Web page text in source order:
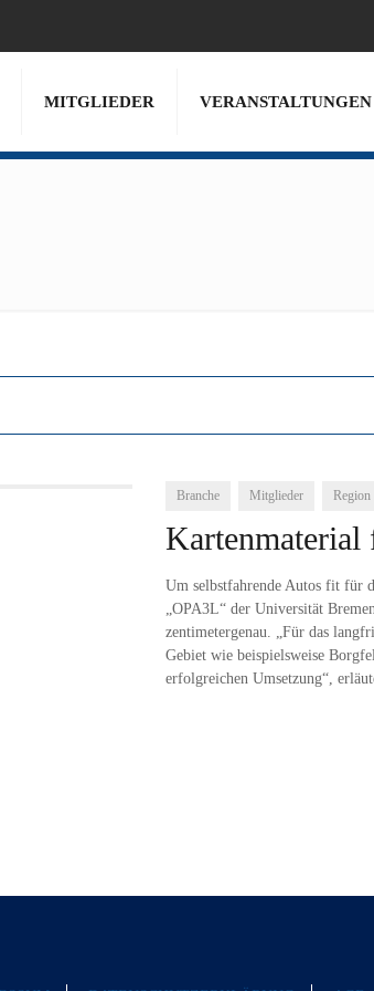
MITGLIEDER VERANSTALTUNGEN
Branche Mitglieder Region
Kartenmaterial
Um selbstfahrende Autos fit für
„OPA3L“ der Universität
zentimetergenau. „Für das
Gebiet wie beispielsweise
erfolgreichen Umsetzung“,